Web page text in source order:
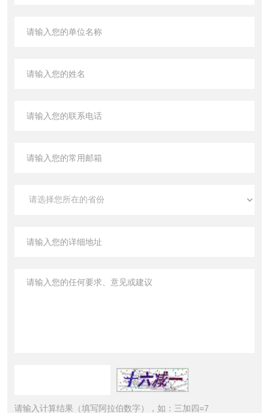
请输入计算结果（填写阿拉伯数字），如：三加四=7